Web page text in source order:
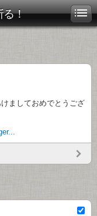
る！
ましておめでとうござ